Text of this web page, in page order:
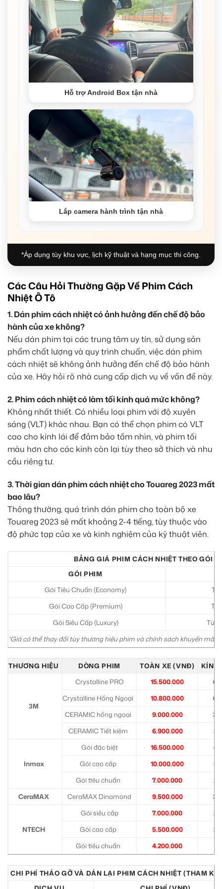
Hỗ trợ Android Box tận nhà
Lắp camera hành trình tận nhà
*Áp dụng tùy khu vực, lịch kỹ thuật và hạng mục thi công.
Các Câu Hỏi Thường Gặp Về Phim Cách
Nhiệt Ô Tô
1. Dán phim cách nhiệt có ảnh hưởng đến chế độ bảo
hành của xe không?
Nếu dán phim tại các trung tâm uy tín, sử dụng sản
phẩm chất lượng và quy trình chuẩn, việc dán phim
cách nhiệt sẽ không ảnh hưởng đến chế độ bảo hành
của xe. Hãy hỏi rõ nhà cung cấp dịch vụ về vấn đề này.
2. Phim cách nhiệt có làm tối kính quá mức không?
Không nhất thiết. Có nhiều loại phim với độ xuyên
sáng (VLT) khác nhau. Bạn có thể chọn phim có VLT
cao cho kính lái để đảm bảo tầm nhìn, và phim tối
màu hơn cho các kính còn lại tùy theo sở thích và nhu
cầu riêng tư.
3. Thời gian dán phim cách nhiệt cho Touareg 2023 mất
bao lâu?
Thông thường, quá trình dán phim cho toàn bộ xe
Touareg 2023 sẽ mất khoảng 2-4 tiếng, tùy thuộc vào
độ phức tạp của xe và kinh nghiệm của kỹ thuật viên.
BẢNG GIÁ PHIM CÁCH NHIỆT THEO GÓI
GÓI PHIM
Gói Tiêu Chuẩn (Economy)
Từ
Gói Cao Cấp (Premium)
Từ
Gói Siêu Cấp (Luxury)
Từ
*Giá có thể thay đổi tùy thương hiệu phim và chính sách khuyến mãi.
THƯƠNG HIỆU DÒNG PHIM TOÀN XE (VNĐ) KÍNH
3M
Crystalline PRO 15.500.000
Crystalline Hồng Ngoại
10.800.000
CERAMIC hồng ngoại
9.000.000
CERAMIC Tiết kiệm
6.900.000
Inmax
Gói đặc biệt 16.500.000
Gói cao cấp
10.000.000
Gói tiêu chuẩn
7.000.000
CeraMAX
CeraMAX Dinamond 9.500.000
NTECH
Gói siêu cấp 7.000.000
Gói cao cấp
5.500.000
Gói tiêu chuẩn
4.200.000
CHI PHÍ THÁO GỠ VÀ DÁN LẠI PHIM CÁCH NHIỆT (THAM